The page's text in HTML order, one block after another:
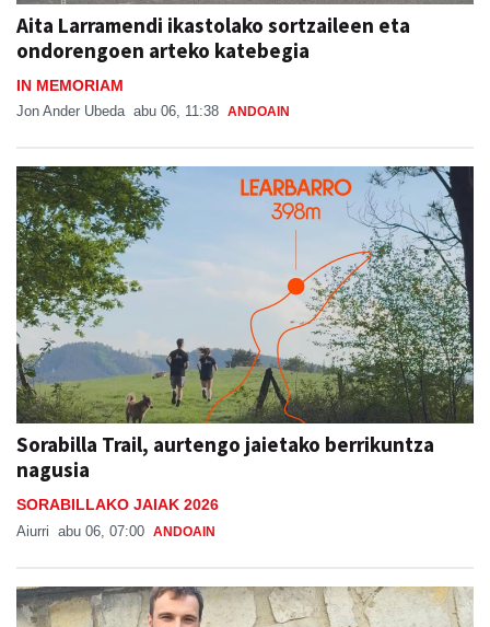
Aita Larramendi ikastolako sortzaileen eta
ondorengoen arteko katebegia
IN MEMORIAM
Jon Ander Ubeda abu 06, 11:38 ANDOAIN
Sorabilla Trail, aurtengo jaietako berrikuntza
nagusia
SORABILLAKO JAIAK 2026
Aiurri abu 06, 07:00 ANDOAIN